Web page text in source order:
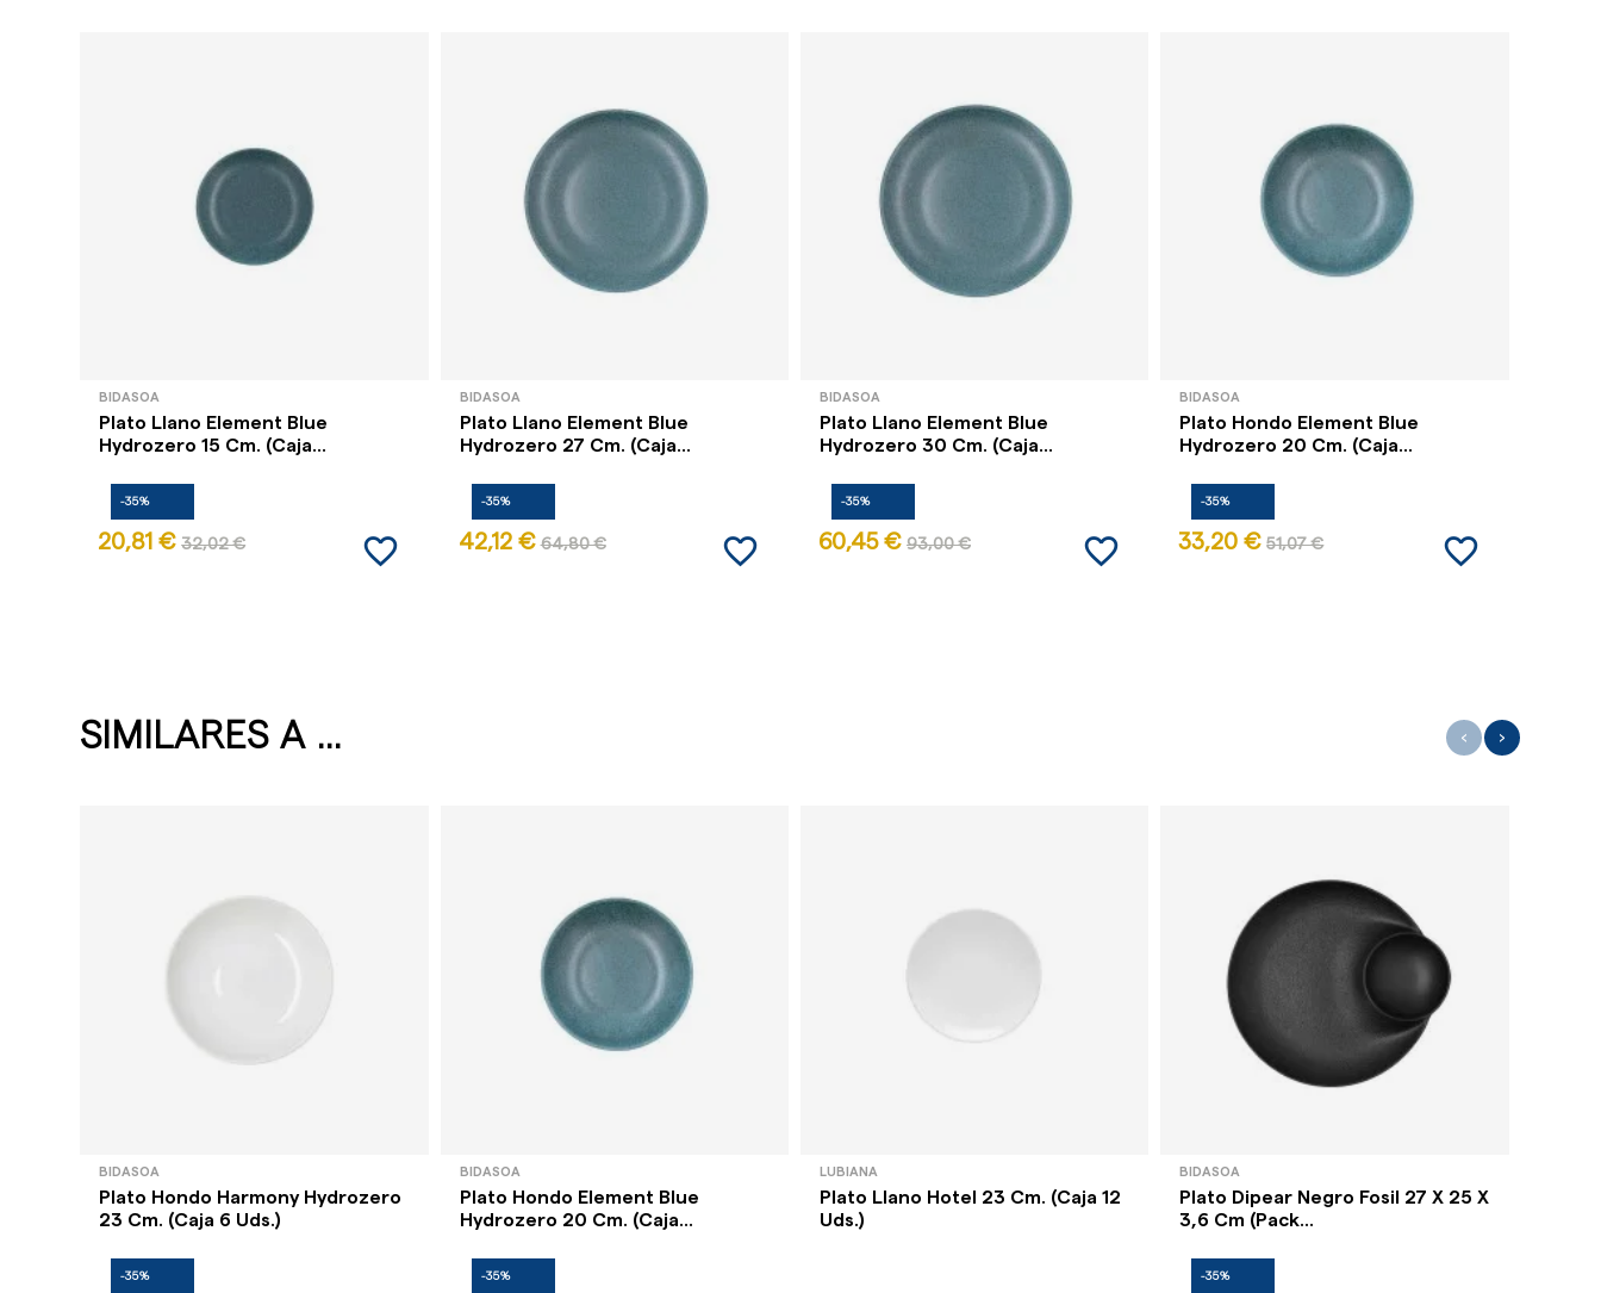
BIDASOA
Plato Llano Element Blue
Hydrozero 15 Cm. (Caja...
-35%
20,81 € 32,02 € favorite_border
BIDASOA
Plato Llano Element Blue
Hydrozero 27 Cm. (Caja...
-35%
42,12 € 64,80 € favorite_border
BIDASOA
Plato Llano Element Blue
Hydrozero 30 Cm. (Caja...
-35%
60,45 € 93,00 € favorite_border
BIDASOA
Plato Hondo Element Blue
Hydrozero 20 Cm. (Caja...
-35%
33,20 € 51,07 € favorite_border
SIMILARES A ...
BIDASOA
Plato Hondo Harmony Hydrozero
23 Cm. (Caja 6 Uds.)
-35%
BIDASOA
Plato Hondo Element Blue
Hydrozero 20 Cm. (Caja...
-35%
LUBIANA
Plato Llano Hotel 23 Cm. (Caja 12
Uds.)
BIDASOA
Plato Dipear Negro Fosil 27 X 25 X
3,6 Cm (Pack...
-35%
‹ ›